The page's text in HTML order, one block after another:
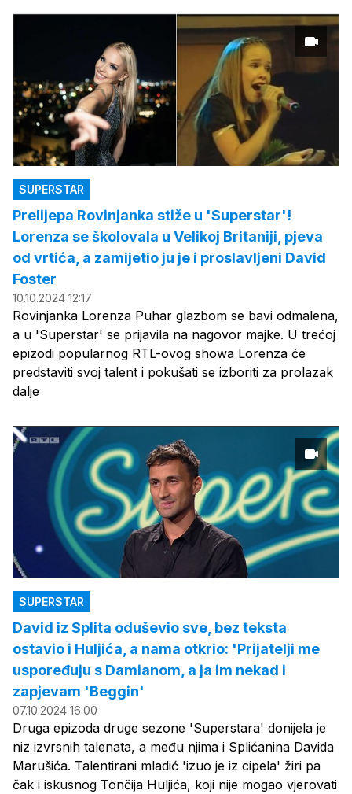
SUPERSTAR
Prelijepa Rovinjanka stiže u 'Superstar'!
Lorenza se školovala u Velikoj Britaniji, pjeva
od vrtića, a zamijetio ju je i proslavljeni David
Foster
10.10.2024 12:17
Rovinjanka Lorenza Puhar glazbom se bavi odmalena,
a u 'Superstar' se prijavila na nagovor majke. U trećoj
epizodi popularnog RTL-ovog showa Lorenza će
predstaviti svoj talent i pokušati se izboriti za prolazak
dalje
SUPERSTAR
David iz Splita oduševio sve, bez teksta
ostavio i Huljića, a nama otkrio: 'Prijatelji me
uspoređuju s Damianom, a ja im nekad i
zapjevam 'Beggin'
07.10.2024 16:00
Druga epizoda druge sezone 'Superstara' donijela je
niz izvrsnih talenata, a među njima i Splićanina Davida
Marušića. Talentirani mladić 'izuo je iz cipela' žiri pa
čak i iskusnog Tončija Huljića, koji nije mogao vjerovati